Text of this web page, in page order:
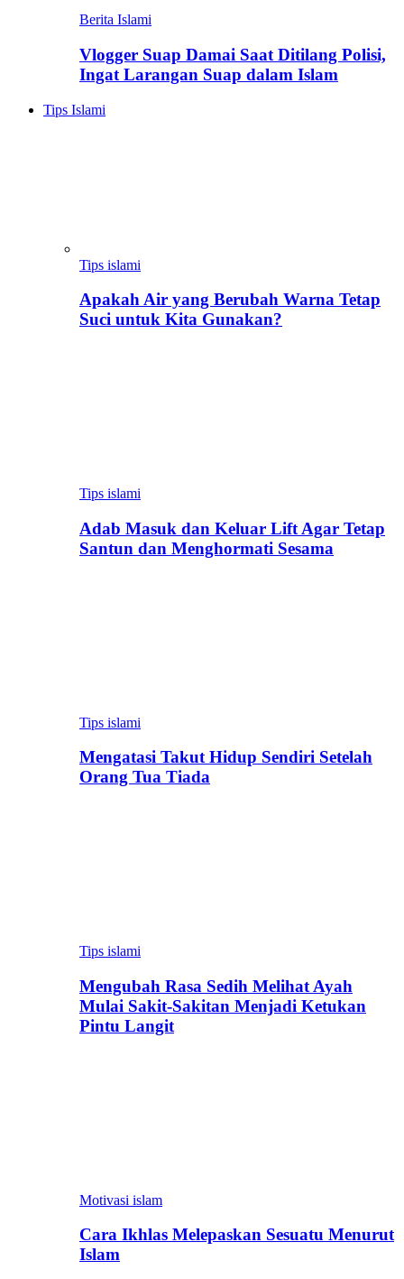
Berita Islami
Vlogger Suap Damai Saat Ditilang Polisi,
Ingat Larangan Suap dalam Islam
Tips Islami
Tips islami
Apakah Air yang Berubah Warna Tetap
Suci untuk Kita Gunakan?
Tips islami
Adab Masuk dan Keluar Lift Agar Tetap
Santun dan Menghormati Sesama
Tips islami
Mengatasi Takut Hidup Sendiri Setelah
Orang Tua Tiada
Tips islami
Mengubah Rasa Sedih Melihat Ayah
Mulai Sakit-Sakitan Menjadi Ketukan
Pintu Langit
Motivasi islam
Cara Ikhlas Melepaskan Sesuatu Menurut
Islam